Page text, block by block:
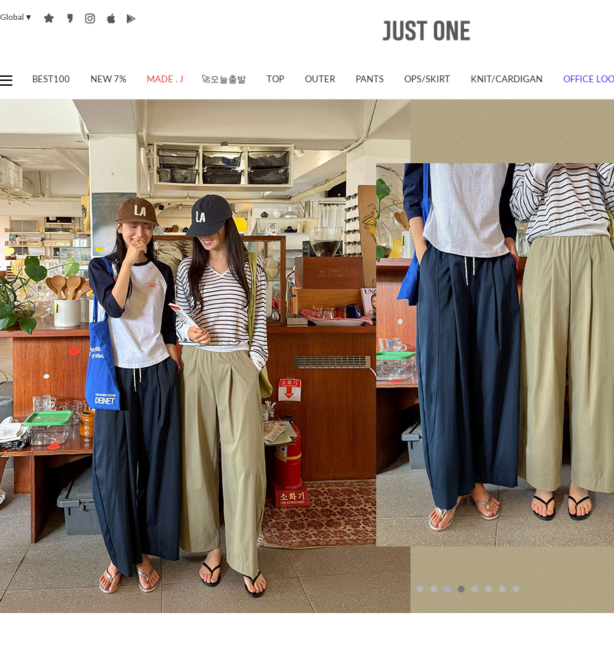
Global ▼
BEST100 NEW 7% MADE . J 🚀오늘출발 TOP OUTER PANTS OPS/SKIRT KNIT/CARDIGAN OFFICE